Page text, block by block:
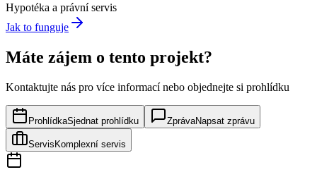
Hypotéka a právní servis
Jak to funguje
Máte zájem o tento projekt?
Kontaktujte nás pro více informací nebo objednejte si prohlídku
ProhlídkaSjednat prohlídku ZprávaNapsat zprávu
ServisKomplexní servis